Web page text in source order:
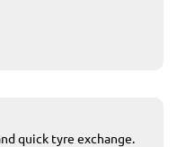
quick tyre exchange.